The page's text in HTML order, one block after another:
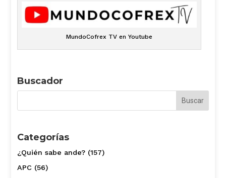
MundoCofrex TV en Youtube
Buscador
Categorías
¿Quién sabe ande?(157)
APC(56)